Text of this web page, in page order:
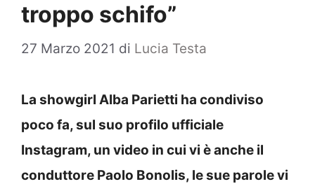
troppo schifo”
27 Marzo 2021 di Lucia Testa
La showgirl Alba Parietti ha condiviso
poco fa, sul suo profilo ufficiale
Instagram, un video in cui vi è anche il
conduttore Paolo Bonolis, le sue parole vi